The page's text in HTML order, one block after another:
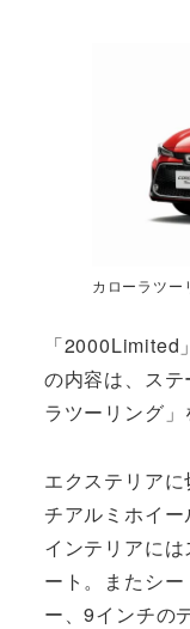
カローラツー
「
の内容は、ス
ラツーリング」
エクステリア
チアルミホイー
インテリアに
ート。またシ
ー、9インチの